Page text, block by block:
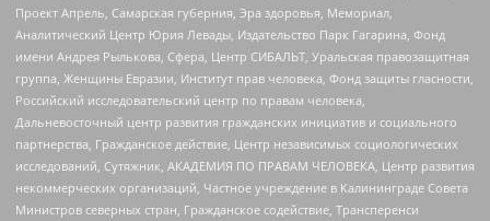
Проект Апрель, Самарская губерния, Эра здоровья, Мемориал,
Аналитический Центр Юрия Левады, Издательство Парк Гагарина, Фонд
имени Андрея Рылькова, Сфера, Центр СИБАЛЬТ, Уральская правозащитная
группа, Женщины Евразии, Институт прав человека, Фонд защиты гласности,
Российский исследовательский центр по правам человека,
Дальневосточный центр развития гражданских инициатив и социального
партнерства, Гражданское действие, Центр независимых социологических
исследований, Сутяжник, АКАДЕМИЯ ПО ПРАВАМ ЧЕЛОВЕКА, Центр развития
некоммерческих организаций, Частное учреждение в Калининграде Совета
Министров северных стран, Гражданское содействие, Трансперенси